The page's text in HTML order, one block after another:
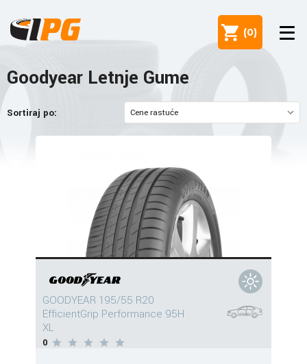
(0)
Goodyear Letnje Gume
Sortiraj po:
GOODYEAR 195/55 R20
EfficientGrip Performance 95H
XL
0